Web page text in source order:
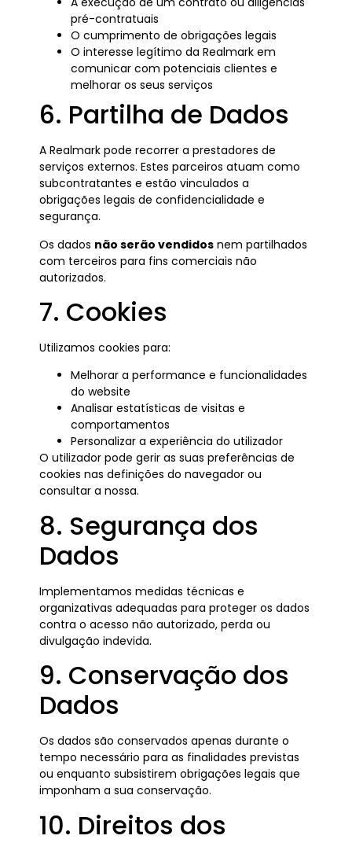
pré-contratuais
O cumprimento de obrigações legais
O interesse legítimo da Realmark em
comunicar com potenciais clientes e
melhorar os seus serviços
6. Partilha de Dados
A Realmark pode recorrer a prestadores de
serviços externos. Estes parceiros atuam como
subcontratantes e estão vinculados a
obrigações legais de confidencialidade e
segurança.
Os dados não serão vendidos nem partilhados
com terceiros para fins comerciais não
autorizados.
7. Cookies
Utilizamos cookies para:
Melhorar a performance e funcionalidades
do website
Analisar estatísticas de visitas e
comportamentos
Personalizar a experiência do utilizador
O utilizador pode gerir as suas preferências de
cookies nas definições do navegador ou
consultar a nossa.
8. Segurança dos
Dados
Implementamos medidas técnicas e
organizativas adequadas para proteger os dados
contra o acesso não autorizado, perda ou
divulgação indevida.
9. Conservação dos
Dados
Os dados são conservados apenas durante o
tempo necessário para as finalidades previstas
ou enquanto subsistirem obrigações legais que
imponham a sua conservação.
10. Direitos dos